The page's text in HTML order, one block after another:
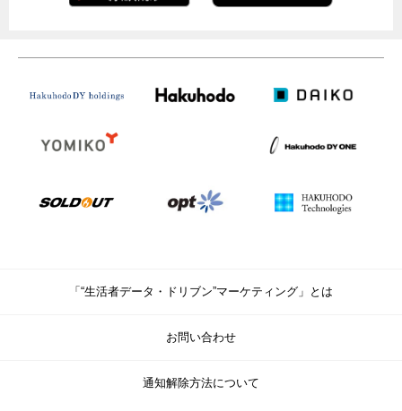
「“生活者データ・ドリブン”マーケティング」とは
お問い合わせ
通知解除方法について